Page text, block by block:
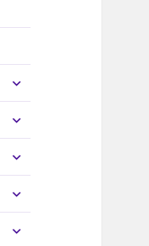
untermenü
anzeigen
untermenü
anzeigen
untermenü
anzeigen
untermenü
anzeigen
untermenü